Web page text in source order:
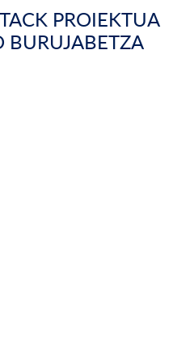
PROIEKTUA
BURUJABETZA